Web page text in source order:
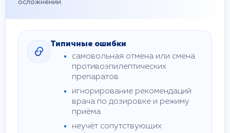
осложнений.
Типичные ошибки
самовольная отмена или смена
противоэпилептических
препаратов
игнорирование рекомендаций
врача по дозировке и режиму
приёма
неучёт сопутствующих